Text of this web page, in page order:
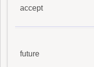
accept
future